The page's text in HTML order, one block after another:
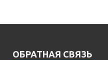
ОБРАТНАЯ СВЯЗЬ